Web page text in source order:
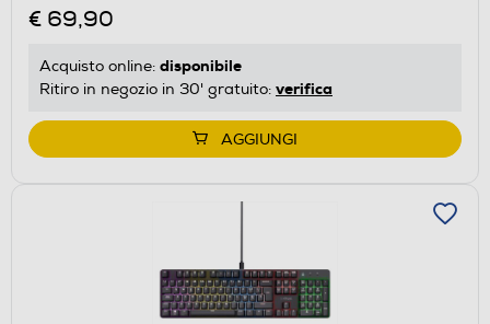
€ 69,90
Acquisto online: disponibile
Ritiro in negozio in 30' gratuito: verifica
AGGIUNGI